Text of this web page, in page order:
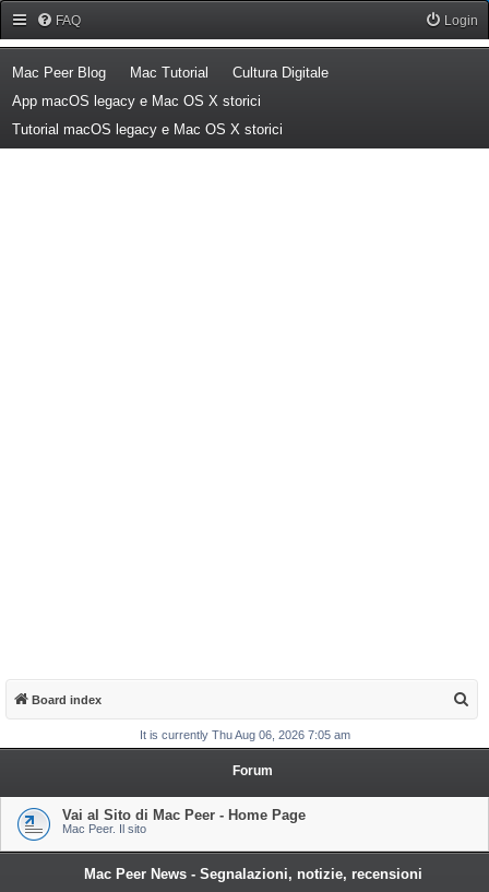
FAQ Login
Mac Peer Blog(Opens a new tab)
Mac Tutorial (Opens a new tab)
Cultura Digitale(Opens a new tab)
App macOS legacy e Mac OS X storici
Tutorial macOS legacy e Mac OS X storici
Board index
a
It is currently Thu Aug 06, 2026 7:05 am
Forum
Vai al Sito di Mac Peer - Home Page
Mac Peer. Il sito
Mac Peer News - Segnalazioni, notizie, recensioni